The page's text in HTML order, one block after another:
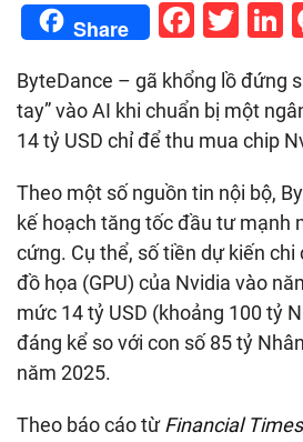
Share
ByteDance – gã khổng lồ đứng
tay” vào AI khi chuẩn bị một
14 tỷ USD chỉ để thu mua chip
Theo một số nguồn tin nội bộ,
kế hoạch tăng tốc đầu tư mạnh
cứng. Cụ thể, số tiền dự kiến chi
đồ họa (GPU) của Nvidia vào
mức 14 tỷ USD (khoảng 100 tỷ
đáng kể so với con số 85 tỷ
năm 2025.
Theo báo cáo từFinancial